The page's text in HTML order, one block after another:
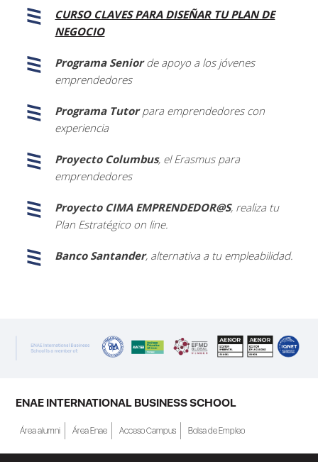
CURSO CLAVES PARA DISEÑAR TU PLAN DE
NEGOCIO
Programa Seniorde apoyo a los jóvenes
emprendedores
Programa Tutorpara emprendedores con
experiencia
Proyecto Columbus, el Erasmus para
emprendedores
Proyecto CIMA EMPRENDEDOR@S, realiza tu
Plan Estratégico on line.
Banco Santander, alternativa a tu empleabilidad.
ENAE INTERNATIONAL BUSINESS SCHOOL
Área alumni Área Enae Acceso Campus Bolsa de Empleo